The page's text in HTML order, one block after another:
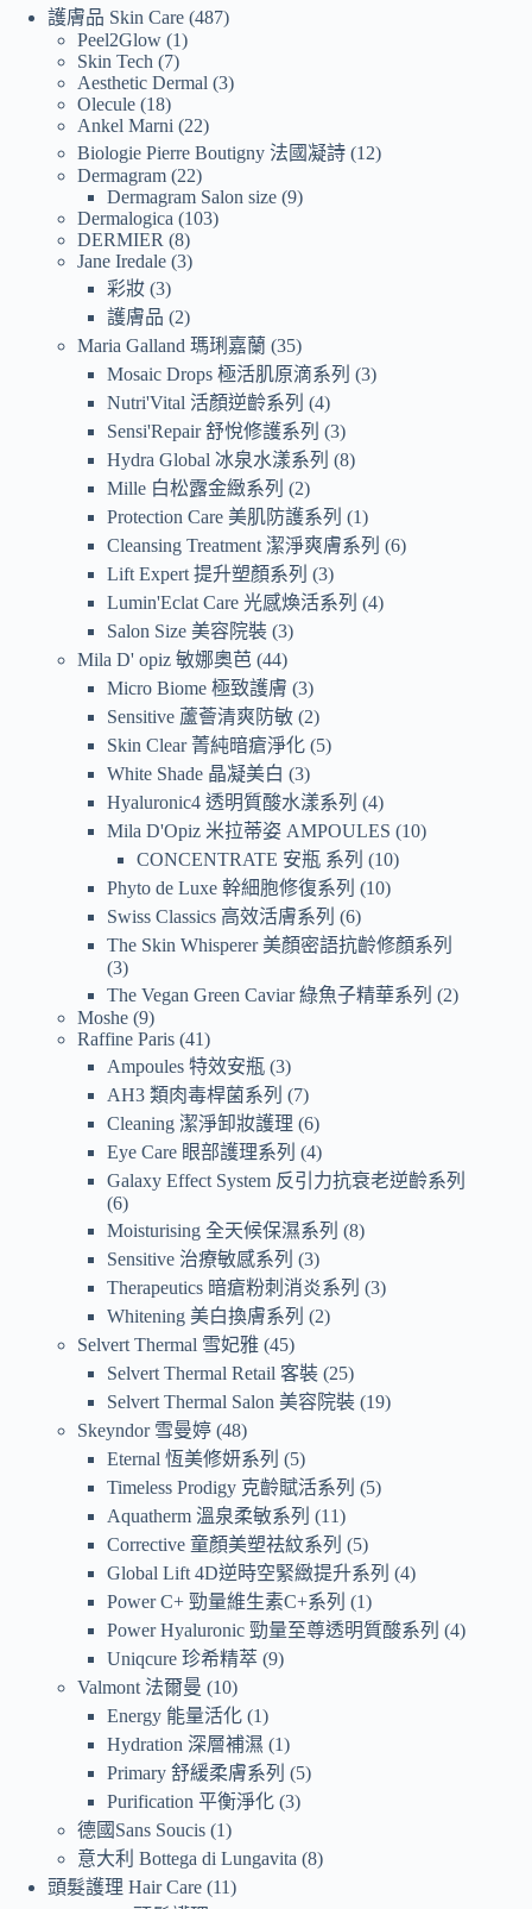
護膚品 Skin Care 487
Peel2Glow 1
Skin Tech
7
Aesthetic Dermal 3
Olecule 18
Ankel Marni
22
Biologie Pierre Boutigny 法國凝詩 12
Dermagram 22
Dermagram Salon size 9
Dermalogica
103
DERMIER
8
Jane Iredale 3
彩妝 3
護膚品
2
Maria Galland 瑪琍嘉蘭 35
Mosaic Drops 極活肌原滴系列
3
Nutri'Vital 活顏逆齡系列
4
Sensi'Repair 舒悅修護系列
3
Hydra Global 冰泉水漾系列
8
Mille 白松露金緻系列
2
Protection Care 美肌防護系列
1
Cleansing Treatment 潔淨爽膚系列
6
Lift Expert 提升塑顏系列
3
Lumin'Eclat Care 光感煥活系列
4
Salon Size 美容院裝 3
Mila D' opiz 敏娜奧芭 44
Micro Biome 極致護膚 3
Sensitive 蘆薈清爽防敏 2
Skin Clear 菁純暗瘡淨化 5
White Shade 晶凝美白
3
Hyaluronic4 透明質酸水漾系列
4
Mila D'Opiz 米拉蒂姿 AMPOULES
10
CONCENTRATE 安瓶 系列
10
Phyto de Luxe 幹細胞修復系列
10
Swiss Classics 高效活膚系列
6
The Skin Whisperer 美顏密語抗齡修顏系列
3
The Vegan Green Caviar 綠魚子精華系列
2
Moshe 9
Raffine Paris 41
Ampoules 特效安瓶 3
AH3 類肉毒桿菌系列
7
Cleaning 潔淨卸妝護理 6
Eye Care 眼部護理系列
4
Galaxy Effect System 反引力抗衰老逆齡系列
6
Moisturising 全天候保濕系列
8
Sensitive 治療敏感系列
3
Therapeutics 暗瘡粉刺消炎系列
3
Whitening 美白換膚系列
2
Selvert Thermal 雪妃雅 45
Selvert Thermal Retail 客裝 25
Selvert Thermal Salon 美容院裝 19
Skeyndor 雪曼婷 48
Eternal 恆美修妍系列
5
Timeless Prodigy 克齡賦活系列
5
Aquatherm 溫泉柔敏系列
11
Corrective 童顏美塑祛紋系列
5
Global Lift 4D逆時空緊緻提升系列
4
Power C+ 勁量維生素C+系列
1
Power Hyaluronic 勁量至尊透明質酸系列
4
Uniqcure 珍希精萃 9
Valmont 法爾曼
10
Energy 能量活化 1
Hydration 深層補濕
1
Primary 舒緩柔膚系列
5
Purification 平衡淨化 3
德國Sans Soucis 1
意大利 Bottega di Lungavita 8
頭髮護理 Hair Care 11